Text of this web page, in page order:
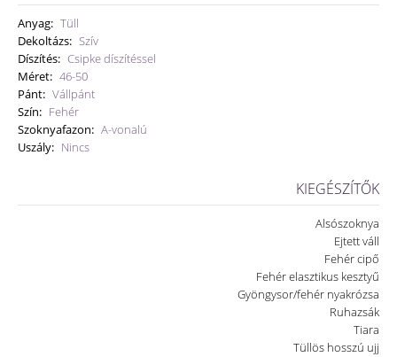
Anyag: Tüll
Dekoltázs: Szív
Díszítés: Csipke díszítéssel
Méret: 46-50
Pánt: Vállpánt
Szín: Fehér
Szoknyafazon: A-vonalú
Uszály: Nincs
KIEGÉSZÍTŐK
Alsószoknya
Ejtett váll
Fehér cipő
Fehér elasztikus kesztyű
Gyöngysor/fehér nyakrózsa
Ruhazsák
Tiara
Tüllös hosszú ujj